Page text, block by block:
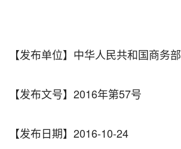
【发布单位】中华人民共和国商务部
【发布文号】2016年第57号
【发布日期】2016-10-24